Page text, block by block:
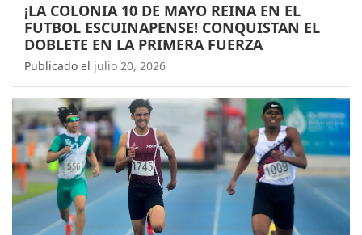
¡LA COLONIA 10 DE MAYO REINA EN EL
FUTBOL ESCUINAPENSE! CONQUISTAN EL
DOBLETE EN LA PRIMERA FUERZA
Publicado el julio 20, 2026